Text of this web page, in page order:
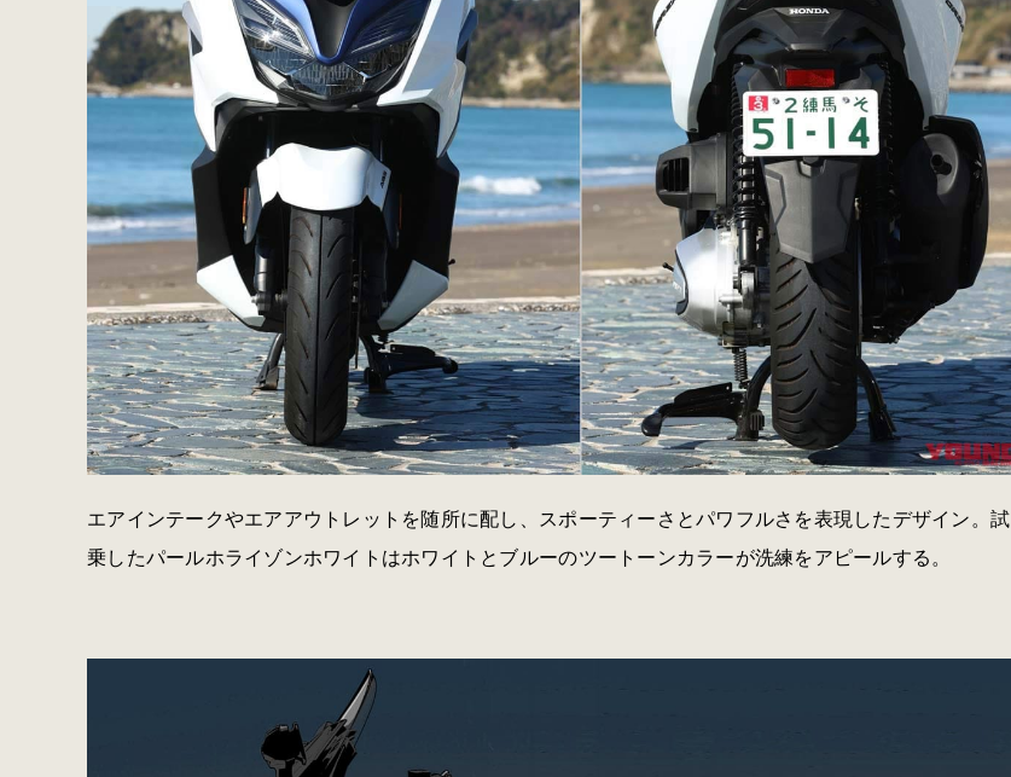
エアインテークやエアアウトレットを随所に配し、スポーティーさとパワフルさを表現したデザイン。試
乗したパールホライゾンホワイトはホワイトとブルーのツートーンカラーが洗練をアピールする。